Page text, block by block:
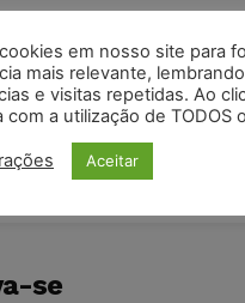
COMPARTILHE
se
em nosso site para
mais relevante,
e visitas repetidas. Ao
com a utilização de TODOS
Aceitar